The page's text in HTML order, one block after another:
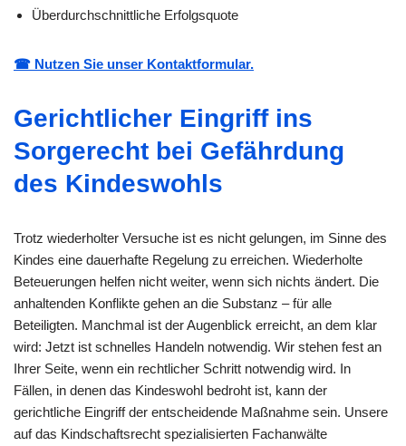
Überdurchschnittliche Erfolgsquote
☎ Nutzen Sie unser Kontaktformular.
Gerichtlicher Eingriff ins
Sorgerecht bei Gefährdung
des Kindeswohls
Trotz wiederholter Versuche ist es nicht gelungen, im Sinne des
Kindes eine dauerhafte Regelung zu erreichen. Wiederholte
Beteuerungen helfen nicht weiter, wenn sich nichts ändert. Die
anhaltenden Konflikte gehen an die Substanz – für alle
Beteiligten. Manchmal ist der Augenblick erreicht, an dem klar
wird: Jetzt ist schnelles Handeln notwendig. Wir stehen fest an
Ihrer Seite, wenn ein rechtlicher Schritt notwendig wird. In
Fällen, in denen das Kindeswohl bedroht ist, kann der
gerichtliche Eingriff der entscheidende Maßnahme sein. Unsere
auf das Kindschaftsrecht spezialisierten Fachanwälte